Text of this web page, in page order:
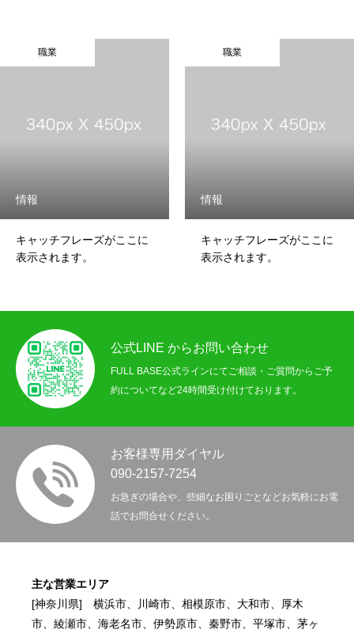
職業
情報
キャッチフレーズがここに
表示されます。
職業
情報
キャッチフレーズがここに
表示されます。
公式LINE からお問い合わせ
FULL BASE公式ラインにてご相談・ご質問からご予
約についてなど24時間受け付けております。
お客様専用ダイヤル
090-2157-7254
お急ぎの場合や、些細なお困りごとなどお気軽にお電
話でお問合せください。
主な営業エリア
[神奈川県] 横浜市、川崎市、相模原市、大和市、厚木
市、綾瀬市、海老名市、伊勢原市、秦野市、平塚市、茅ヶ